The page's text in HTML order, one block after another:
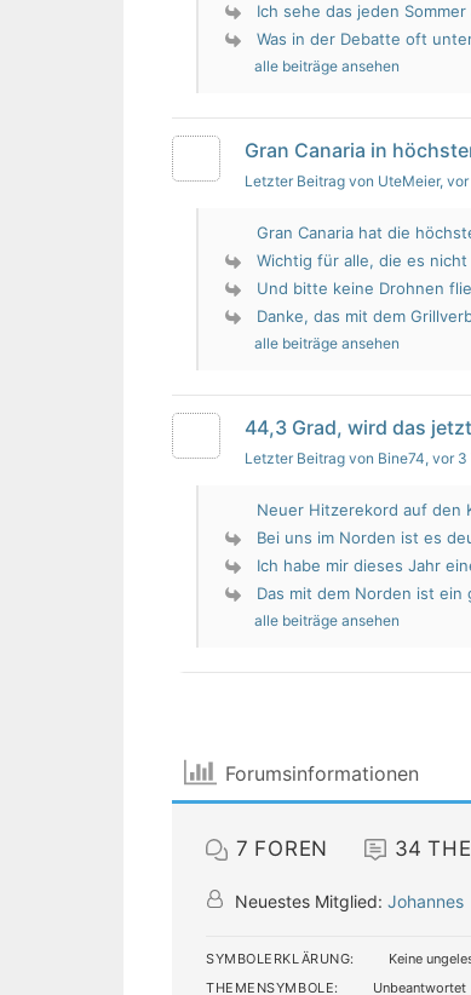
Ich sehe das jeden
Was in der Debatte oft
alle beiträge ansehen
Gran Canaria in
Letzter Beitrag von UteMeier,
Gran Canaria hat die
Wichtig für alle, die es
Und bitte keine Drohnen
Danke, das mit dem
alle beiträge ansehen
44,3 Grad, wird das
Letzter Beitrag von Bine74, vor 3
Neuer Hitzerekord auf den
Bei uns im Norden ist es
Ich habe mir dieses Jahr
Das mit dem Norden ist ein
alle beiträge ansehen
Forumsinformationen
7 FOREN 34
Neuestes Mitglied: Johannes
SYMBOLERKLÄRUNG: Keine
THEMENSYMBOLE:
Unbeantwortet